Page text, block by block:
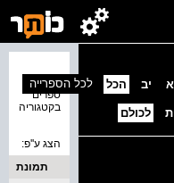
יב הכל
לכולם
ספרים
בקטגוריה
לכל הספרייה
הצג ע''פ:
תמונת